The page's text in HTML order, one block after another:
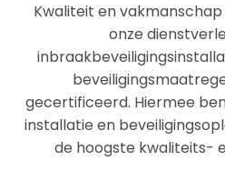
Kwaliteit en
onze
gecertificeerd. Hiermee
installatie en
de hoogste kwaliteits-